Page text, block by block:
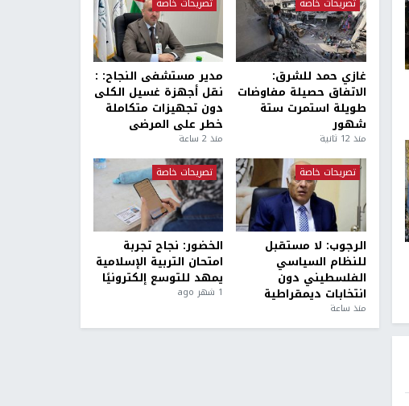
غازي حمد للشرق:
الاتفاق حصيلة مفاوضات
طويلة استمرت ستة
شهور
منذ 12 ثانية
مدير مستشفى النجاح: :
نقل أجهزة غسيل الكلى
دون تجهيزات متكاملة
خطر على المرضى
منذ 2 ساعة
تصريحات خاصة
الرجوب: لا مستقبل
للنظام السياسي
الفلسطيني دون
انتخابات ديمقراطية
منذ ساعة
تصريحات خاصة
الخضور: نجاح تجربة
امتحان التربية الإسلامية
يمهد للتوسع إلكترونيًا
1 شهر ago